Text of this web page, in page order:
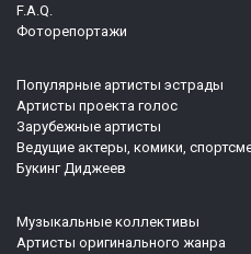
F.A.Q.
Фоторепортажи
Популярные артисты эстрады
Артисты проекта голос
Зарубежные артисты
Ведущие актеры, комики,
Букинг Диджеев
Музыкальные коллективы
Артисты оригинального жанра